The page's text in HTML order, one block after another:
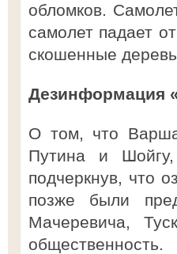
обломков.
самолет падает
скошенные
Дезинформация
О том, что
Путина и
подчеркнув, что
позже были
Мачеревича,